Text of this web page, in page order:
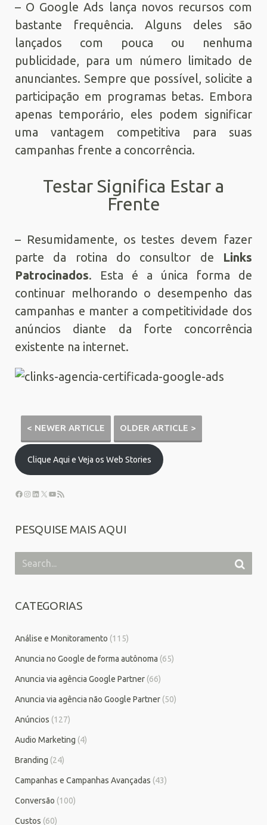
– O Google Ads lança novos recursos com
bastante frequência. Alguns deles são
lançados com pouca ou nenhuma
publicidade, para um número limitado de
anunciantes. Sempre que possível, solicite a
participação em programas betas. Embora
apenas temporário, eles podem significar
uma vantagem competitiva para suas
campanhas frente a concorrência.
Testar Significa Estar a
Frente
– Resumidamente, os testes devem fazer
parte da rotina do consultor de Links
Patrocinados. Esta é a única forma de
continuar melhorando o desempenho das
campanhas e manter a competitividade dos
anúncios diante da forte concorrência
existente na internet.
< NEWER ARTICLE OLDER ARTICLE >
Clique Aqui e Veja os Web Stories
PESQUISE MAIS AQUI
CATEGORIAS
Análise e Monitoramento (115)
Anuncia no Google de forma autônoma (65)
Anuncia via agência Google Partner (66)
Anuncia via agência não Google Partner (50)
Anúncios (127)
Audio Marketing (4)
Branding (24)
Campanhas e Campanhas Avançadas (43)
Conversão (100)
Custos (60)